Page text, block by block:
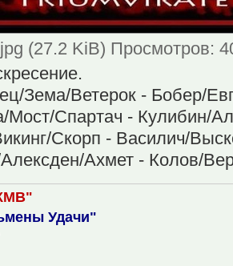
(27.2 KiB) Просмотров:
Зема/Ветерок - Бобер/
Мост/Спартач - Кулибин/
Скорп - Василич/
Ахмет - Колов/
Удачи"